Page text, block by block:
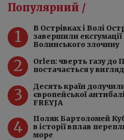
Популярний /
1
️В Острівках і Волі
завершили
Волинського злочину
2
Orlen: чверть газу до
постачається у
3
Десять країн
європейської
FREYJA
4
Поляк Бартоломей
в історії вплав
море